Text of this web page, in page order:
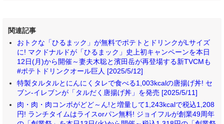
関連記事
おトクな「ひるまック」が無料でポテトとドリンクがLサイズ
に! マクドナルドが「ひるまック」史上初キャンペーンを本日
12日(月)から開催～妻夫木聡と濱田岳が再登場する新TVCMも
#ポテトドリンクオール巨人 [2025/5/12]
特製タルタルとにんにくタレで食べる1,003kcalの唐揚げ丼! セ
ブン‐イレブンが「タルだく唐揚げ丼」を発売 [2025/5/11]
肉・肉・肉コンボがどど～ん!と増量して1,243kcalで税込1,208
円! ランチタイムはライスorパン無料! ジョイフルが創業49周年